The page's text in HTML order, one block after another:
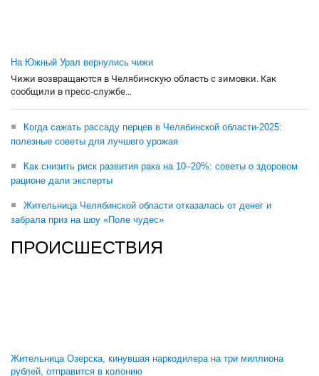
На Южный Урал вернулись чижи
Чижи возвращаются в Челябинскую область с зимовки. Как
сообщили в пресс-службе...
Когда сажать рассаду перцев в Челябинской области-2025:
полезные советы для лучшего урожая
Как снизить риск развития рака на 10–20%: советы о здоровом
рационе дали эксперты
Жительница Челябинской области отказалась от денег и
забрала приз на шоу «Поле чудес»
ПРОИСШЕСТВИЯ
Жительница Озерска, кинувшая наркодилера на три миллиона
рублей, отправится в колонию